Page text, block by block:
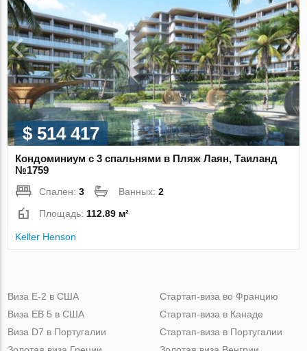
$ 514 417
Кондоминиум с 3 спальнями в Пляж Лаян, Таиланд
№1759
Спален:3 Ванных:2
Площадь: 112.89 м²
Keller Henson
Виза Е-2 в США
Виза ЕВ 5 в США
Виза D7 в Португалии
Стартап-виза во Францию
Стартап-виза в Канаде
Стартап-виза в Португалии